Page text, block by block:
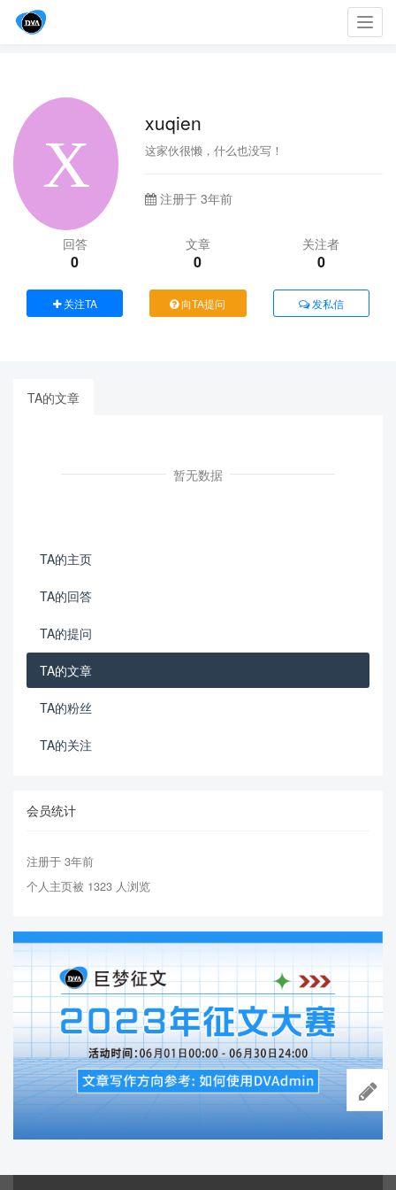
xuqien
这家伙很懒，什么也没写！
注册于 3年前
回答
0
文章
0
关注者
0
关注TA 向TA提问 发私信
TA的文章
暂无数据
TA的主页
TA的回答
TA的提问
TA的文章
TA的粉丝
TA的关注
会员统计
注册于 3年前
个人主页被 1323 人浏览